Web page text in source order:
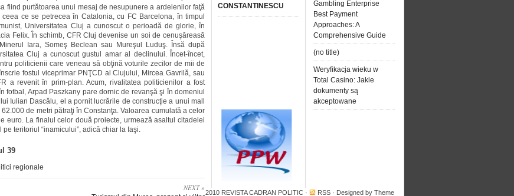
fiind purtătoarea unui mesaj de nesupunere a ardelenilor faţă
ce se petrecea în Catalonia, cu FC Barcelona, în timpul
Universitatea Cluj a cunoscut o perioadă de glorie, în
Felix. În schimb, CFR Cluj devenise un soi de cenuşăreasă
Iara, Someş Beclean sau Mureşul Luduş. Însă după
Cluj a cunoscut gustul amar al declinului. Încet-încet,
politicienii care veneau să obţină voturile zecilor de mii de
fostul viceprimar PNŢCD al Clujului, Mircea Gavrilă, sau
a revenit în prim-plan. Acum, rivalitatea politicienilor a fost
Arpad Paszkany pare dornic de revanşă şi în domeniul
Iulian Dascălu, el a pornit lucrările de construcţie a unui mall
de metri pătraţi în Constanţa. Valoarea cumulată a celor
euro. La finalul celor două proiecte, urmează asaltul citadelei
teritoriul “inamicului”, adică chiar la Iaşi.
39
regionale
NEXT »
CONSTANTINESCU
Gambling Enterprise
Best Payment
Approaches: A
Comprehensive Guide
(no title)
Weryfikacja wieku w
Total Casino: Jakie
dokumenty są
akceptowane
2010 REVISTA CADRAN POLITIC · RSS · Designed by Theme